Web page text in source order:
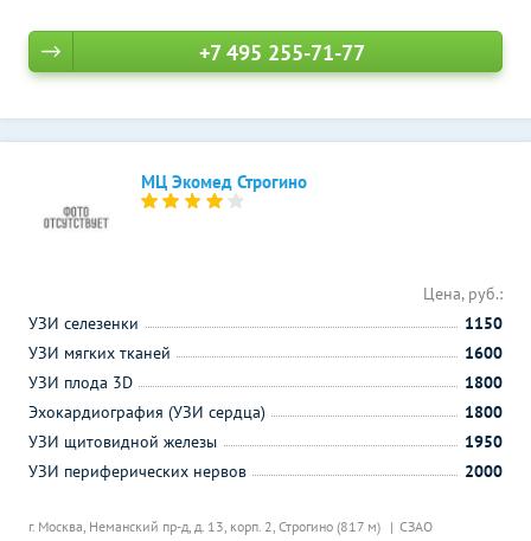
+7 495 255-71-77
МЦ Экомед Строгино
г. Москва, Неманский пр-д, д. 13, корп. 2, Строгино (817 м) СЗАО
Цена, руб.:
УЗИ селезенки
1150
УЗИ мягких тканей
1600
УЗИ плода 3D
1800
Эхокардиография (УЗИ сердца)
1800
УЗИ щитовидной железы
1950
УЗИ периферических нервов
2000